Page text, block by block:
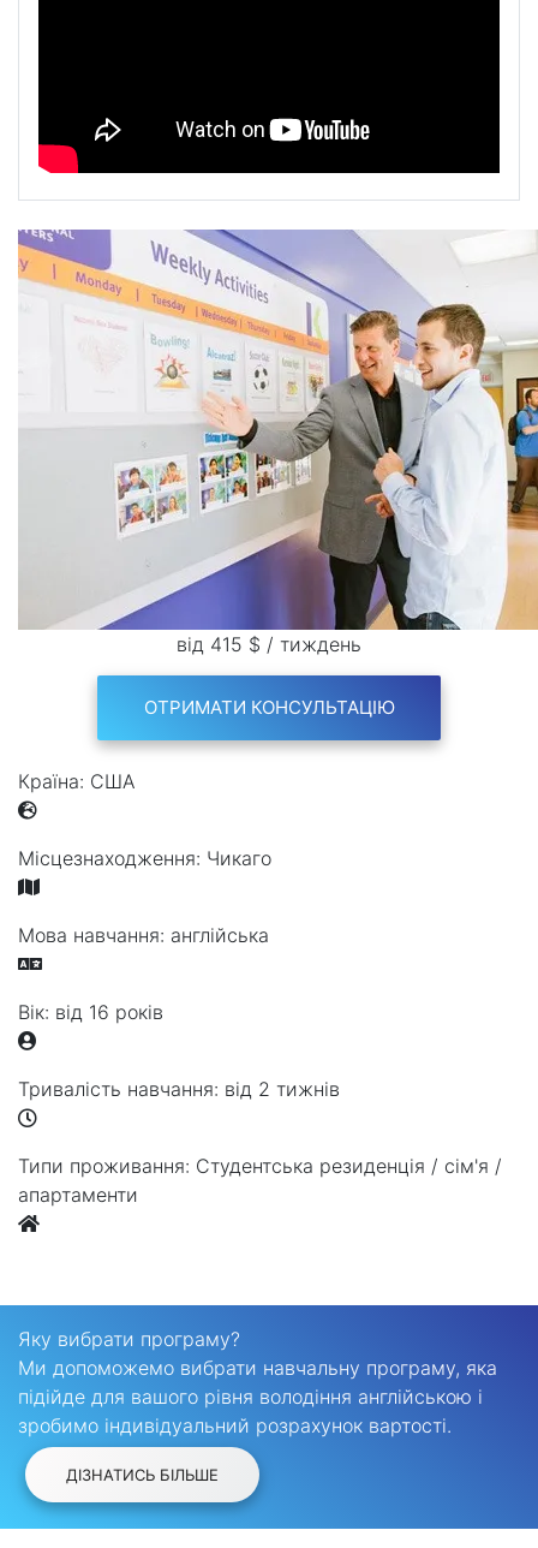
від 415 $ / тиждень
ОТРИМАТИ КОНСУЛЬТАЦІЮ
Країна: США
Місцезнаходження: Чикаго
Мова навчання: англійська
Вік: від 16 років
Тривалість навчання: від 2 тижнів
Типи проживання: Студентська резиденція / сім'я /
апартаменти
Яку вибрати програму?
Ми допоможемо вибрати навчальну програму, яка
підійде для вашого рівня володіння англійською і
зробимо індивідуальний розрахунок вартості.
ДІЗНАТИСЬ БІЛЬШЕ